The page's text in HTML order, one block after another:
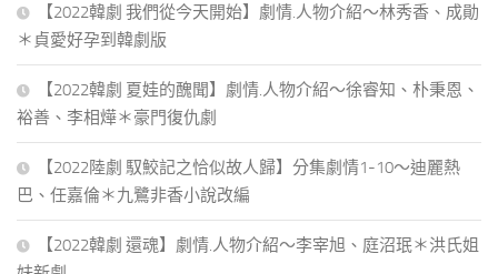
【2022韓劇 我們從今天開始】劇情.人物介紹～林秀香、成勛
＊貞愛好孕到韓劇版
【2022韓劇 夏娃的醜聞】劇情.人物介紹～徐睿知、朴秉恩、
裕善、李相燁＊豪門復仇劇
【2022陸劇 馭鮫記之恰似故人歸】分集劇情1-10～迪麗熱
巴、任嘉倫＊九鷺非香小說改編
【2022韓劇 還魂】劇情.人物介紹～李宰旭、庭沼珉＊洪氏姐